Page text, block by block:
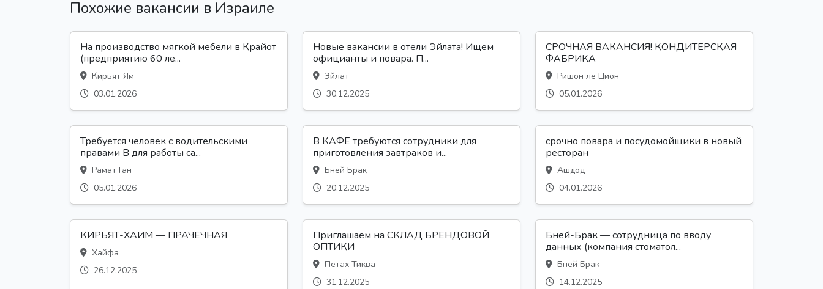
Похожие вакансии в Израиле
На производство мягкой мебели в Крайот
(предприятию 60 ле...
Кирьят Ям
03.01.2026
Новые вакансии в отели Эйлата! Ищем
официанты и повара. П...
Эйлат
30.12.2025
СРОЧНАЯ ВАКАНСИЯ! КОНДИТЕРСКАЯ
ФАБРИКА
Ришон ле Цион
05.01.2026
Требуется человек с водительскими
правами В для работы са...
Рамат Ган
05.01.2026
В КАФЕ требуются сотрудники для
приготовления завтраков и...
Бней Брак
20.12.2025
срочно повара и посудомойщики в новый
ресторан
Ашдод
04.01.2026
КИРЬЯТ-ХАИМ — ПРАЧЕЧНАЯ
Хайфа
26.12.2025
Приглашаем на СКЛАД БРЕНДОВОЙ
ОПТИКИ
Петах Тиква
31.12.2025
Бней-Брак — сотрудница по вводу
данных (компания стоматол...
Бней Брак
14.12.2025